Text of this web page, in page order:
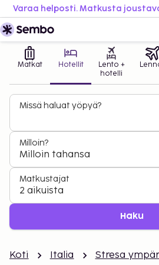
Matkat Hotellit
Lento +
hotelli
Missä haluat yöpyä?
Milloin?
Milloin tahansa
Matkustajat
2 aikuista
Haku
Koti Italia
Stresa